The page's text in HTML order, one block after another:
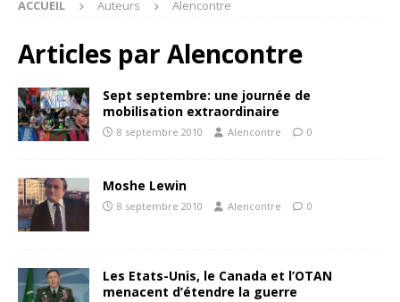
ACCUEIL Auteurs Alencontre
Articles par Alencontre
Sept septembre: une journée de
mobilisation extraordinaire
8 septembre 2010 Alencontre 0
Moshe Lewin
8 septembre 2010 Alencontre 0
Les Etats-Unis, le Canada et l’OTAN
menacent d’étendre la guerre